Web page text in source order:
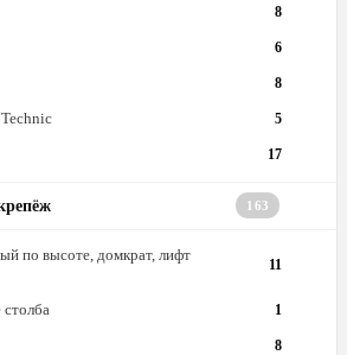
8
6
8
5
17
163
по высоте, домкрат, лифт
11
1
8